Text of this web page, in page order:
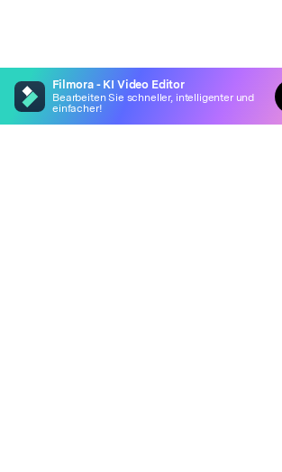
Hero Produkte
Filmora - KI Video Editor
Bearbeiten Sie schneller, intelligenter und
einfacher!